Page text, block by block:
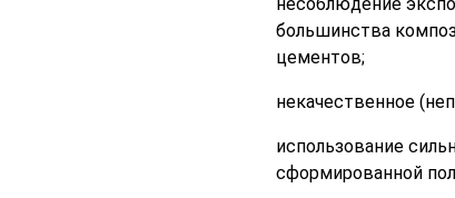
большинства
цементов;
некачественное
использование
сформированной